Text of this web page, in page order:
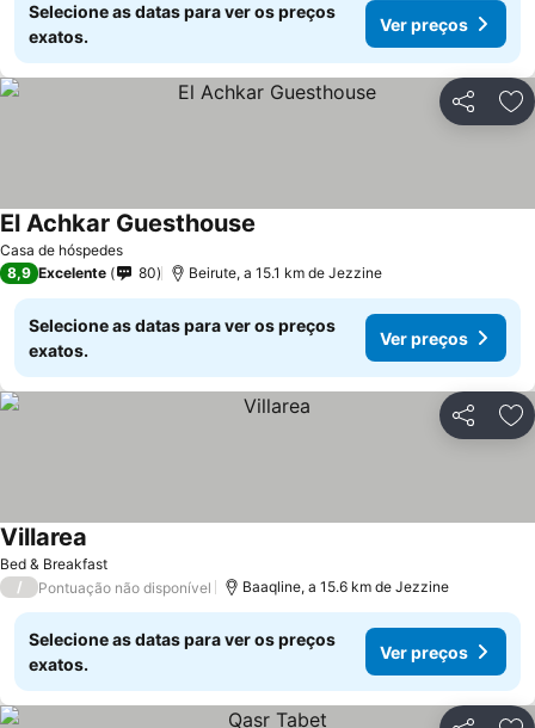
Selecione as datas para ver os preços
exatos.
Ver preços
Partilhar
Casa de hóspedes
El Achkar Guesthouse
8,9 Excelente 80 Beirute, a 15.1 km de Jezzine
Selecione as datas para ver os preços
exatos.
Ver preços
Partilhar
Bed & Breakfast
Villarea
/ Pontuação não disponível Baaqline, a 15.6 km de Jezzine
Selecione as datas para ver os preços
exatos.
Ver preços